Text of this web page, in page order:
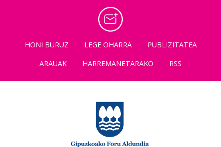
HONI BURUZ LEGE OHARRA
PUBLIZITATEA
ARAUAK
HARREMANETARAKO RSS